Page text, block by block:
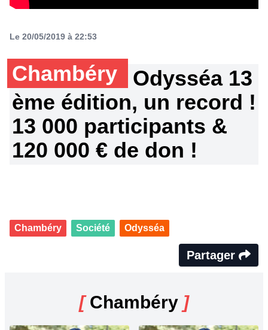
Le 20/05/2019 à 22:53
Chambéry
Odysséa 13
ème édition, un record !
13 000 participants &
120 000 € de don !
Chambéry Société Odysséa
Partager
[Chambéry ]